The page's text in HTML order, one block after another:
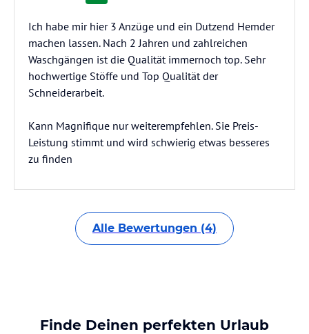
Ich habe mir hier 3 Anzüge und ein Dutzend Hemder
machen lassen. Nach 2 Jahren und zahlreichen
Waschgängen ist die Qualität immernoch top. Sehr
hochwertige Stöffe und Top Qualität der
Schneiderarbeit.
Kann Magnifique nur weiterempfehlen. Sie Preis-
Leistung stimmt und wird schwierig etwas besseres
zu finden
Alle Bewertungen (4)
Finde Deinen perfekten Urlaub